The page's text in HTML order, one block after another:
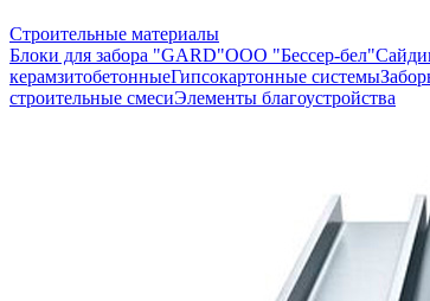
Строительные материалы
Блоки для забора "GARD"ООО "Бессер-бел"
керамзитобетонныеГипсокартонные системы
строительные смесиЭлементы благоустройства